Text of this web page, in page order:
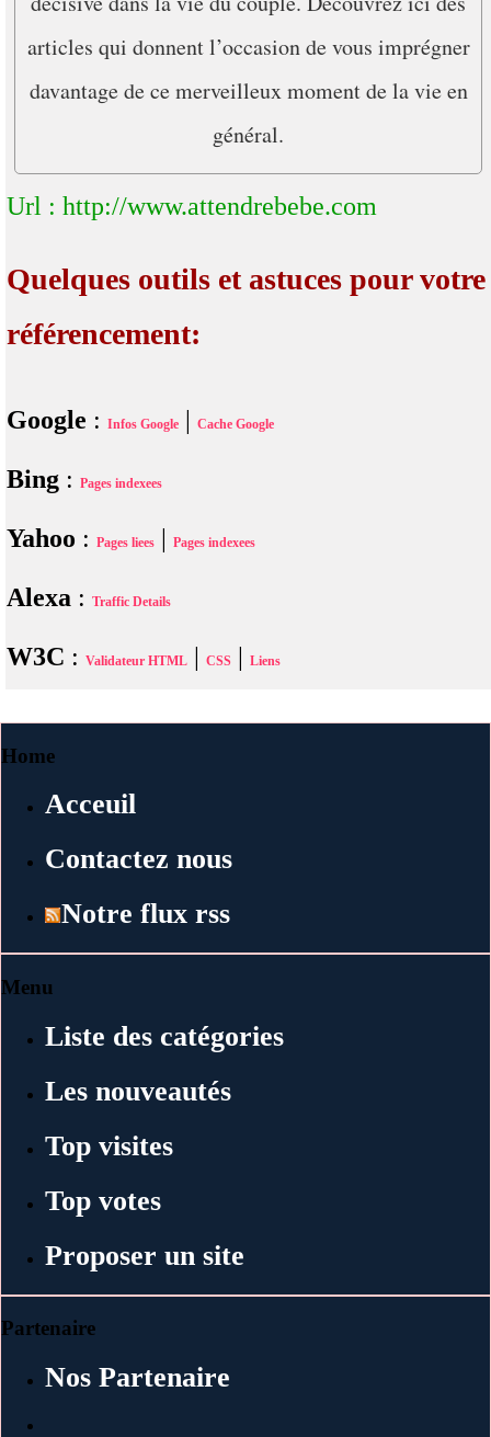
articles qui donnent l’occasion de vous imprégner
davantage de ce merveilleux moment de la vie en
général.
Url : http://www.attendrebebe.com
Quelques outils et astuces pour votre
référencement:
Google : Infos Google | Cache Google
Bing : Pages indexees
Yahoo : Pages liees | Pages indexees
Alexa : Traffic Details
W3C : Validateur HTML | CSS | Liens
Home
Acceuil
Contactez nous
Notre flux rss
Menu
Liste des catégories
Les nouveautés
Top visites
Top votes
Proposer un site
Partenaire
Nos Partenaire